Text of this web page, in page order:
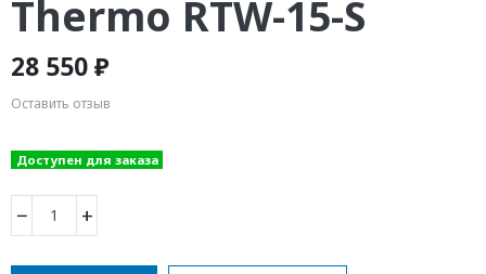
Thermo RTW-15-S
28 550 ₽
Оставить отзыв
Доступен для заказа
− +